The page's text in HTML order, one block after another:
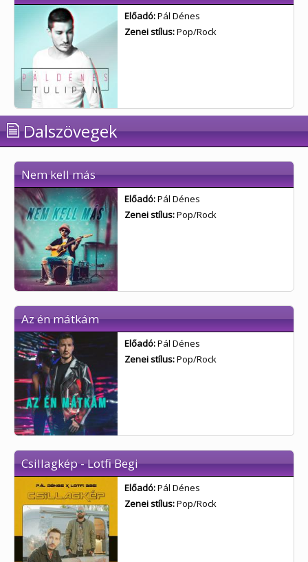
Előadó:Pál Dénes
Zenei stílus:Pop/Rock
Dalszövegek
Nem kell más
Előadó:Pál Dénes
Zenei stílus:Pop/Rock
Az én mátkám
Előadó:Pál Dénes
Zenei stílus:Pop/Rock
Csillagkép - Lotfi Begi
Előadó:Pál Dénes
Zenei stílus:Pop/Rock